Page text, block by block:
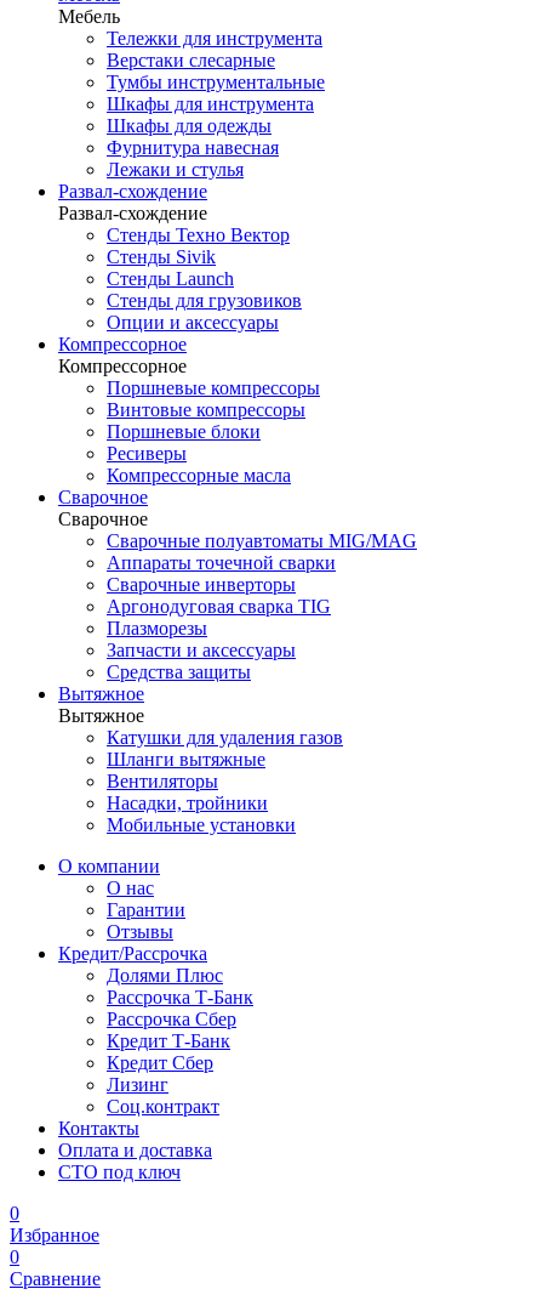
Мебель
Тележки для инструмента
Верстаки слесарные
Тумбы инструментальные
Шкафы для инструмента
Шкафы для одежды
Фурнитура навесная
Лежаки и стулья
Развал-схождение
Развал-схождение
Стенды Техно Вектор
Стенды Sivik
Стенды Launch
Стенды для грузовиков
Опции и аксессуары
Компрессорное
Компрессорное
Поршневые компрессоры
Винтовые компрессоры
Поршневые блоки
Ресиверы
Компрессорные масла
Сварочное
Сварочное
Сварочные полуавтоматы MIG/MAG
Аппараты точечной сварки
Сварочные инверторы
Аргонодуговая сварка TIG
Плазморезы
Запчасти и аксессуары
Средства защиты
Вытяжное
Вытяжное
Катушки для удаления газов
Шланги вытяжные
Вентиляторы
Насадки, тройники
Мобильные установки
О компании
О нас
Гарантии
Отзывы
Кредит/Рассрочка
Долями Плюс
Рассрочка Т-Банк
Рассрочка Сбер
Кредит Т-Банк
Кредит Сбер
Лизинг
Соц.контракт
Контакты
Оплата и доставка
СТО под ключ
0
Избранное
0
Сравнение